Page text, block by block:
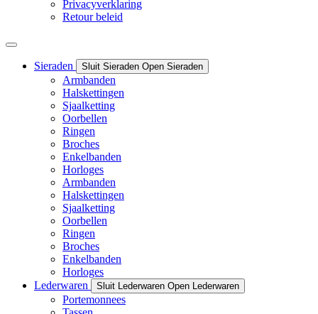
Privacyverklaring
Retour beleid
Sieraden Sluit Sieraden Open Sieraden
Armbanden
Halskettingen
Sjaalketting
Oorbellen
Ringen
Broches
Enkelbanden
Horloges
Armbanden
Halskettingen
Sjaalketting
Oorbellen
Ringen
Broches
Enkelbanden
Horloges
Lederwaren
Sluit Lederwaren Open Lederwaren
Portemonnees